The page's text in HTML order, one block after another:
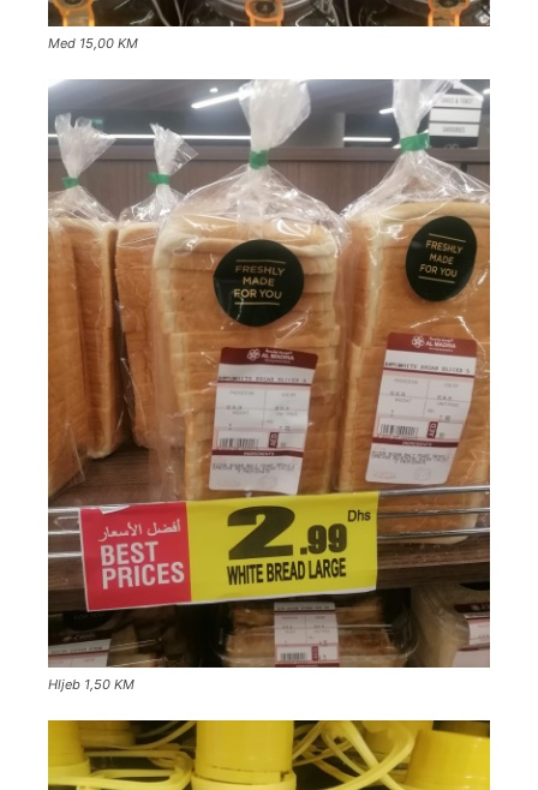
Med 15,00 KM
Hljeb 1,50 KM